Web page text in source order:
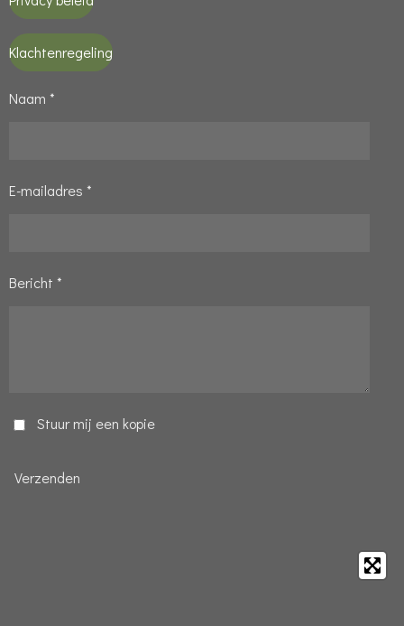
Klachtenregeling
Naam *
E-mailadres *
Bericht *
Stuur mij een kopie
Verzenden